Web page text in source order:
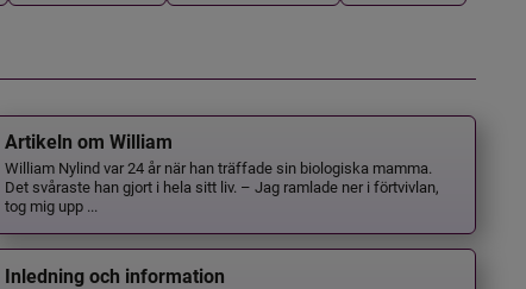
Artikeln om William
William Nylind var 24 år när han träffade sin biologiska mamma.
Det svåraste han gjort i hela sitt liv. – Jag ramlade ner i förtvivlan,
tog mig upp ...
Inledning och information